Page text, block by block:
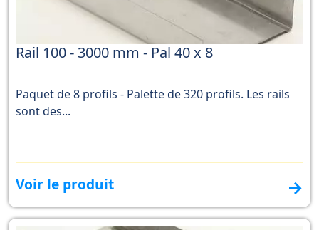
Rail 100 - 3000 mm - Pal 40 x 8
Paquet de 8 profils - Palette de 320 profils. Les rails
sont des...
Voir le produit →